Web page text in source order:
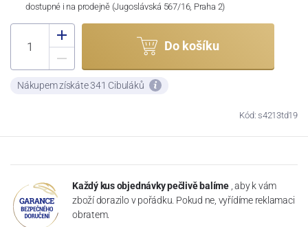
dostupné i na prodejně (Jugoslávská 567/16, Praha 2)
Do košíku
Nákupem získáte 341 Cibuláků
Kód: s4213td19
Každý kus objednávky pečlivě balíme , aby k vám
zboží dorazilo v pořádku. Pokud ne, vyřídíme reklamaci
obratem.